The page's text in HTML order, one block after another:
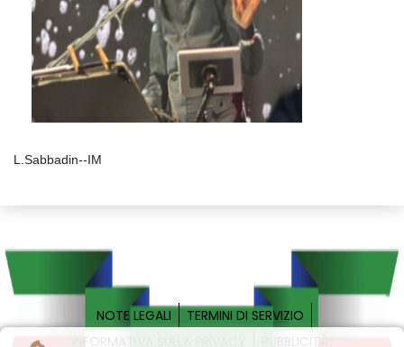
L.Sabbadin--IM
NOTE LEGALI
TERMINI DI SERVIZIO
INFORMATIVA SULLA PRIVACY
PUBBLICITÀ